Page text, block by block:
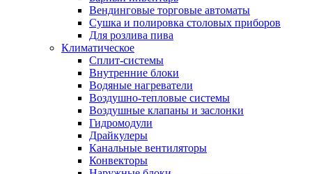
Вендинговые торговые автоматы
Сушка и полировка столовых приборов
Для розлива пива
Климатическое
Сплит-системы
Внутренние блоки
Водяные нагреватели
Воздушно-тепловые системы
Воздушные клапаны и заслонки
Гидромодули
Драйкулеры
Канальные вентиляторы
Конвекторы